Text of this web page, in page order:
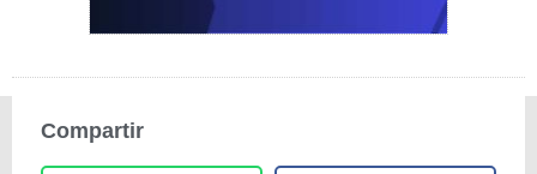
Compartir